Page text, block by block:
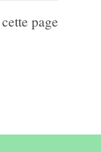
page